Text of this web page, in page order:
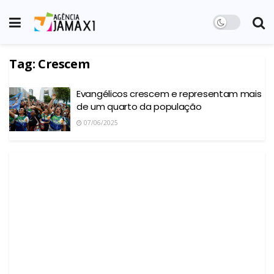
Tag: Crescem
Evangélicos crescem e representam mais
de um quarto da população
07/06/2025